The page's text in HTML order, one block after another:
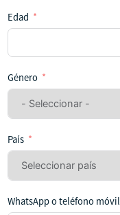
Edad
Género
País
WhatsApp o teléfono móvil